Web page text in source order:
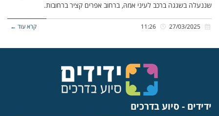
שננעלה בשגגה ברכב לעיני אמהּ, ברחוב אפרים קציר ברחובות.
קרא עוד ←
ידידים - סיוע בדרכים